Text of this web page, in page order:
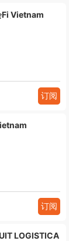
Fi Vietnam
订阅
订阅
LOGISTICA